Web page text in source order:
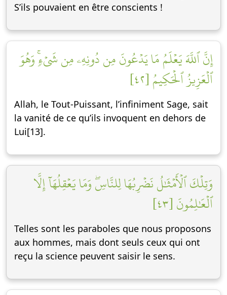
S’ils pouvaient en être conscients !
إِنَّ ٱللَّهَ يَعۡلَمُ مَا يَدۡعُونَ مِن دُونِهِۦ مِن شَيۡءٖۚ وَهُوَ
ٱلۡعَزِيزُ ٱلۡحَكِيمُ [٤٢]
Allah, le Tout-Puissant, l’infiniment Sage, sait
la vanité de ce qu’ils invoquent en dehors de
Lui[13].
وَتِلۡكَ ٱلۡأَمۡثَٰلُ نَضۡرِبُهَا لِلنَّاسِۖ وَمَا يَعۡقِلُهَآ إِلَّا
ٱلۡعَٰلِمُونَ [٤٣]
Telles sont les paraboles que nous proposons
aux hommes, mais dont seuls ceux qui ont
reçu la science peuvent saisir le sens.